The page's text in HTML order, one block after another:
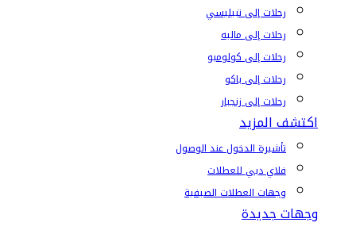
رحلات إلى تبيليسي
رحلات إلى ماليه
رحلات إلى كولومبو
رحلات إلى باكو
رحلات إلى زنجبار
اكتشف المزيد
تأشيرة الدخول عند الوصول
فلاي دبي للعطلات
وجهات العطلات الصيفية
وجهات جديدة